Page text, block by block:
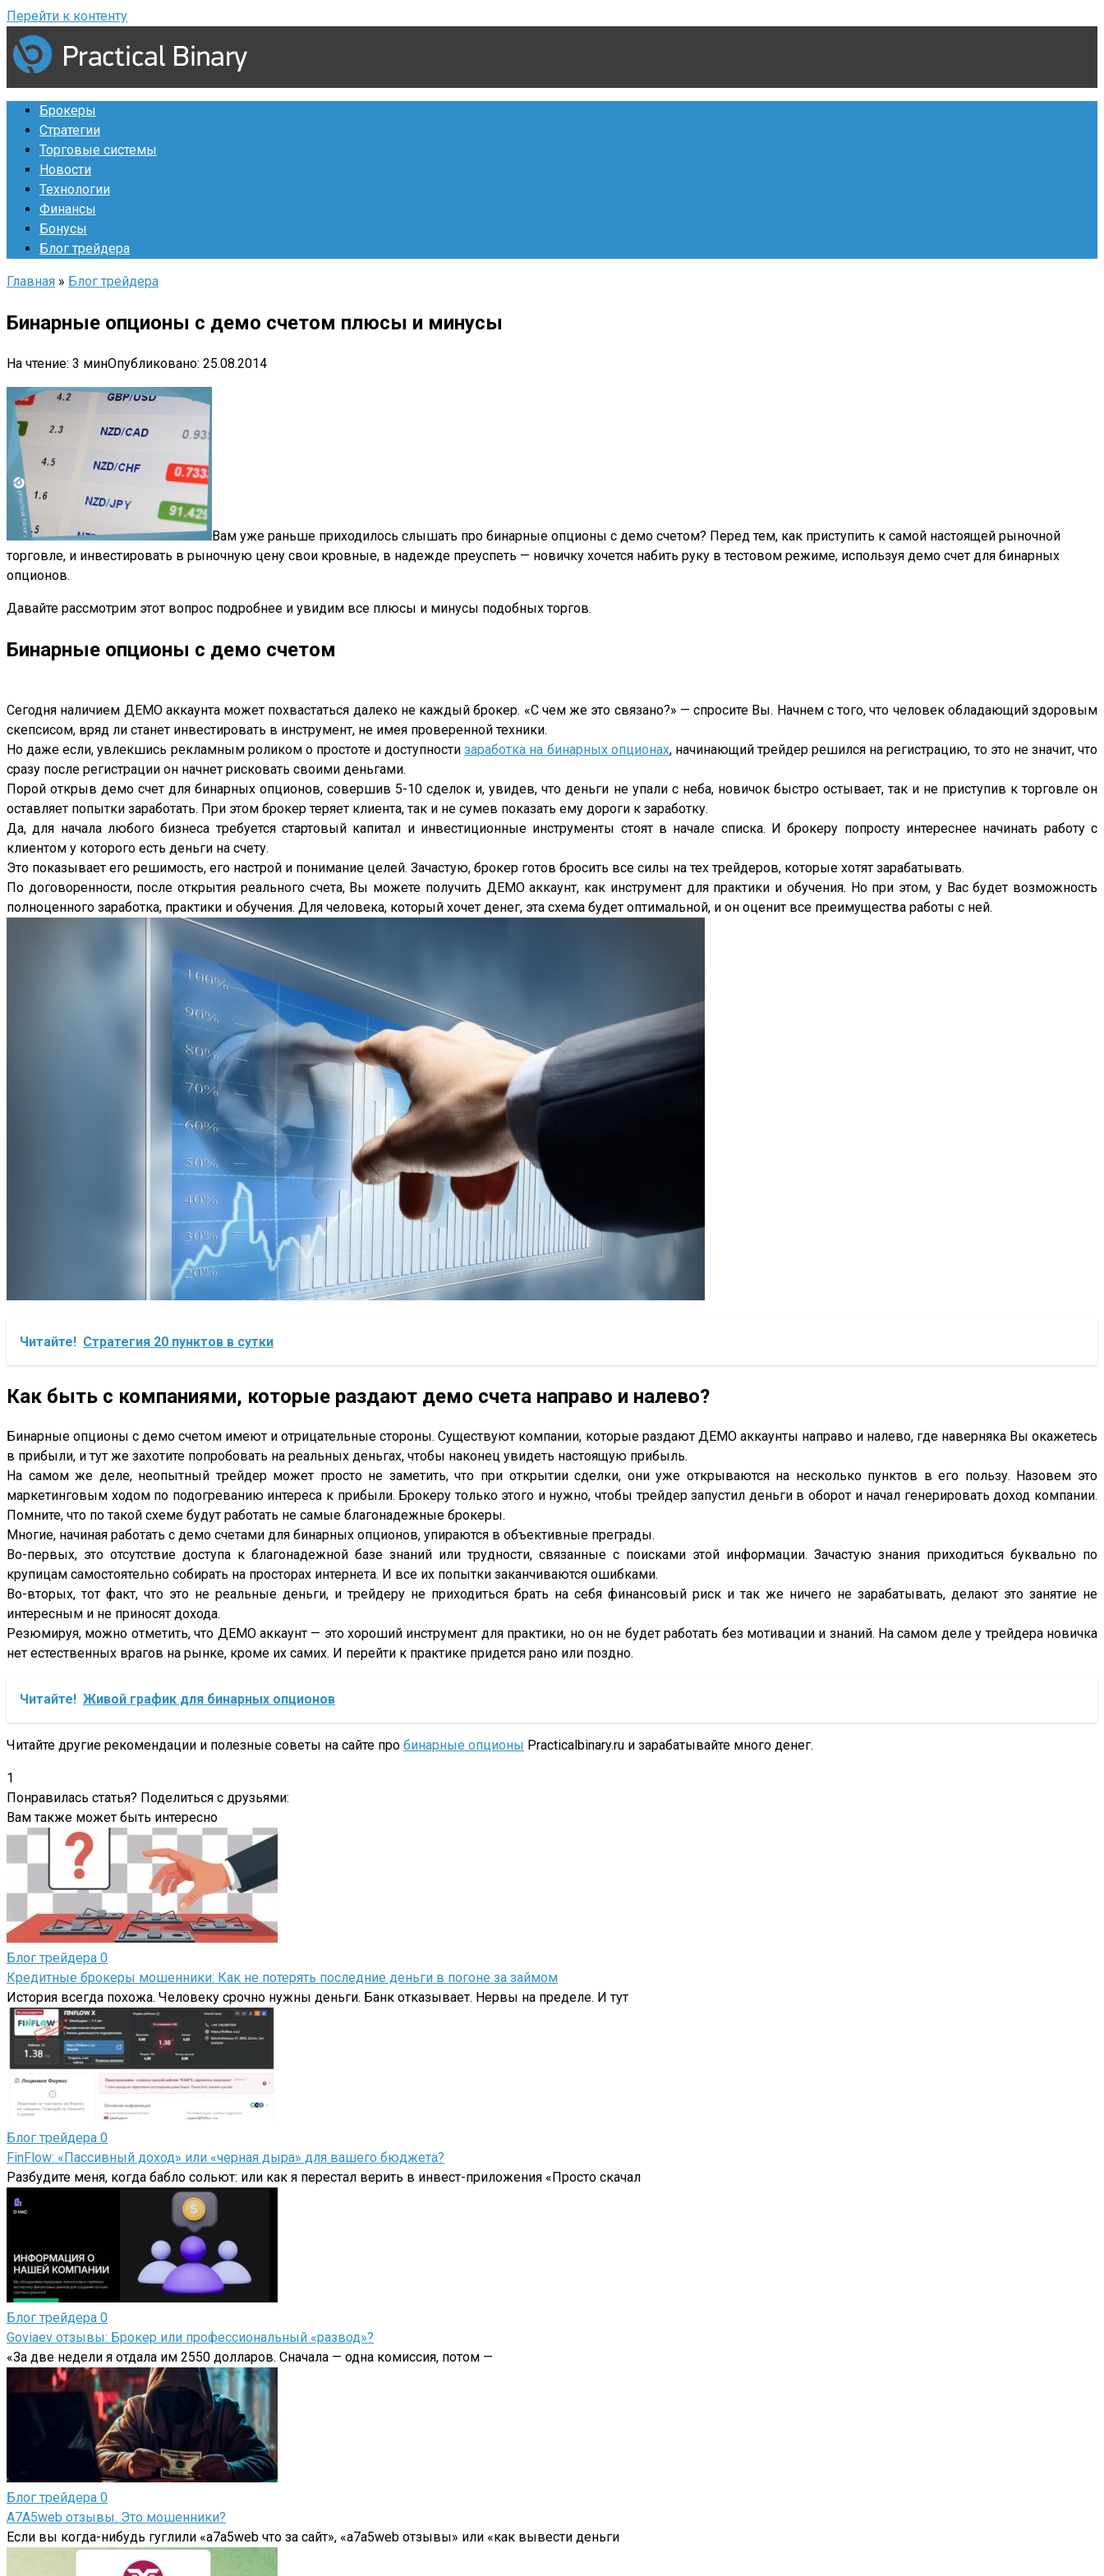
Перейти к контенту
Брокеры
Стратегии
Торговые системы
Новости
Технологии
Финансы
Бонусы
Блог трейдера
Главная » Блог трейдера
Бинарные опционы с демо счетом плюсы и минусы
На чтение: 3 минОпубликовано: 25.08.2014
Вам уже раньше приходилось слышать про бинарные опционы с демо счетом? Перед тем, как приступить к самой настоящей рыночной
торговле, и инвестировать в рыночную цену свои кровные, в надежде преуспеть — новичку хочется набить руку в тестовом режиме, используя демо счет для бинарных
опционов.
Давайте рассмотрим этот вопрос подробнее и увидим все плюсы и минусы подобных торгов.
Бинарные опционы с демо счетом
Сегодня наличием ДЕМО аккаунта может похвастаться далеко не каждый брокер. «С чем же это связано?» — спросите Вы. Начнем с того, что человек обладающий здоровым
скепсисом, вряд ли станет инвестировать в инструмент, не имея проверенной техники.
Но даже если, увлекшись рекламным роликом о простоте и доступностизаработка на бинарных опционах, начинающий трейдер решился на регистрацию, то это не значит, что
сразу после регистрации он начнет рисковать своими деньгами.
Порой открыв демо счет для бинарных опционов, совершив 5-10 сделок и, увидев, что деньги не упали с неба, новичок быстро остывает, так и не приступив к торговле он
оставляет попытки заработать. При этом брокер теряет клиента, так и не сумев показать ему дороги к заработку.
Да, для начала любого бизнеса требуется стартовый капитал и инвестиционные инструменты стоят в начале списка. И брокеру попросту интереснее начинать работу с
клиентом у которого есть деньги на счету.
Это показывает его решимость, его настрой и понимание целей. Зачастую, брокер готов бросить все силы на тех трейдеров, которые хотят зарабатывать.
По договоренности, после открытия реального счета, Вы можете получить ДЕМО аккаунт, как инструмент для практики и обучения. Но при этом, у Вас будет возможность
полноценного заработка, практики и обучения. Для человека, который хочет денег, эта схема будет оптимальной, и он оценит все преимущества работы с ней.
Читайте! Стратегия 20 пунктов в сутки
Как быть с компаниями, которые раздают демо счета направо и налево?
Бинарные опционы с демо счетом имеют и отрицательные стороны. Существуют компании, которые раздают ДЕМО аккаунты направо и налево, где наверняка Вы окажетесь
в прибыли, и тут же захотите попробовать на реальных деньгах, чтобы наконец увидеть настоящую прибыль.
На самом же деле, неопытный трейдер может просто не заметить, что при открытии сделки, они уже открываются на несколько пунктов в его пользу. Назовем это
маркетинговым ходом по подогреванию интереса к прибыли. Брокеру только этого и нужно, чтобы трейдер запустил деньги в оборот и начал генерировать доход компании.
Помните, что по такой схеме будут работать не самые благонадежные брокеры.
Многие, начиная работать с демо счетами для бинарных опционов, упираются в объективные преграды.
Во-первых, это отсутствие доступа к благонадежной базе знаний или трудности, связанные с поисками этой информации. Зачастую знания приходиться буквально по
крупицам самостоятельно собирать на просторах интернета. И все их попытки заканчиваются ошибками.
Во-вторых, тот факт, что это не реальные деньги, и трейдеру не приходиться брать на себя финансовый риск и так же ничего не зарабатывать, делают это занятие не
интересным и не приносят дохода.
Резюмируя, можно отметить, что ДЕМО аккаунт — это хороший инструмент для практики, но он не будет работать без мотивации и знаний. На самом деле у трейдера новичка
нет естественных врагов на рынке, кроме их самих. И перейти к практике придется рано или поздно.
Читайте! Живой график для бинарных опционов
Читайте другие рекомендации и полезные советы на сайте про бинарные опционы Practicalbinary.ru и зарабатывайте много денег.
1
Понравилась статья? Поделиться с друзьями:
Вам также может быть интересно
Блог трейдера 0
Кредитные брокеры мошенники: Как не потерять последние деньги в погоне за займом
История всегда похожа. Человеку срочно нужны деньги. Банк отказывает. Нервы на пределе. И тут
Блог трейдера 0
FinFlow: «Пассивный доход» или «черная дыра» для вашего бюджета?
Разбудите меня, когда бабло сольют: или как я перестал верить в инвест-приложения «Просто скачал
Блог трейдера 0
Goviaev отзывы: Брокер или профессиональный «развод»?
«За две недели я отдала им 2550 долларов. Сначала — одна комиссия, потом —
Блог трейдера 0
A7A5web отзывы. Это мошенники?
Если вы когда-нибудь гуглили «a7a5web что за сайт», «a7a5web отзывы» или «как вывести деньги